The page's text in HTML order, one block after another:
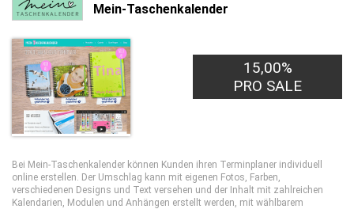
Mein-Taschenkalender
15,00%
PRO SALE
Bei Mein-Taschenkalender können Kunden ihren Terminplaner individuell
online erstellen. Der Umschlag kann mit eigenen Fotos, Farben,
verschiedenen Designs und Text versehen und der Inhalt mit zahlreichen
Kalendarien, Modulen und Anhängen erstellt werden, mit wählbarem